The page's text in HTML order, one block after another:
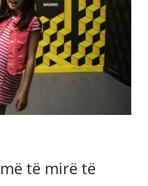
të mirë të